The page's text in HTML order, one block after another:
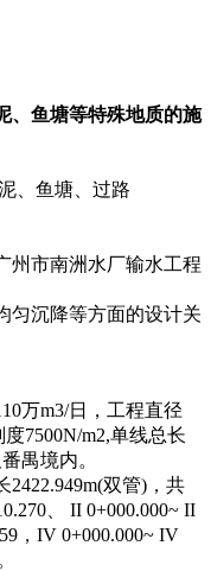
、鱼塘等特殊地质的施
、鱼塘、过路
州市南洲水厂输水工程
匀沉降等方面的设计关
万m3/日，工程直径
7500N/m2,单线总长
禺境内。
双管)，共
、 II 0+000.000~ II
，IV 0+000.000~ IV